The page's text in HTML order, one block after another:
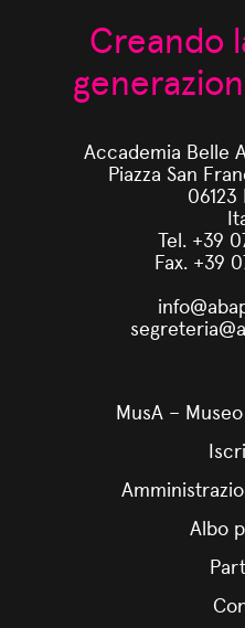
Creando
Accademia Belle
Piazza San
06123
Tel. +39
Fax. +39
MusA –
Albo